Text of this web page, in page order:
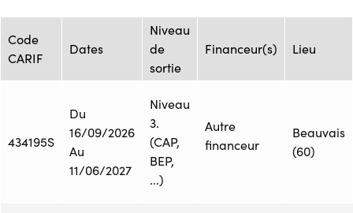
Code
CARIF
Dates
Niveau
de
sortie
Financeur(s) Lieu
434195S
Du
16/09/2026
Au
11/06/2027
Niveau
3.
(CAP,
BEP,
...)
Autre
financeur
Beauvais
(60)